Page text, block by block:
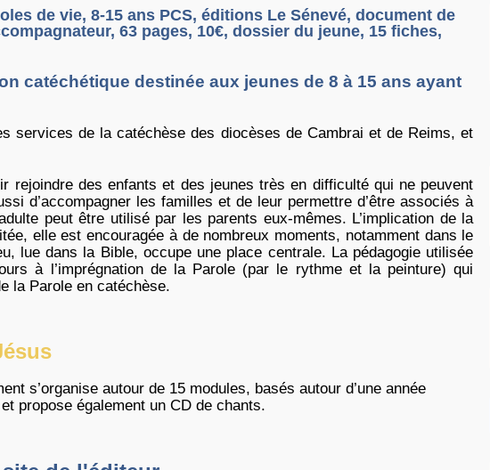
de vie, 8-15 ans PCS, éditions Le Sénevé, document de
63 pages, 10€, dossier du jeune, 15 fiches,
catéchétique destinée aux jeunes de 8 à 15 ans ayant
services de la catéchèse des diocèses de Cambrai et de Reims, et
rejoindre des enfants et des jeunes très en difficulté qui ne peuvent
d’accompagner les familles et de leur permettre d’être associés à
peut être utilisé par les parents eux-mêmes. L’implication de la
elle est encouragée à de nombreux moments, notamment dans le
lue dans la Bible, occupe une place centrale. La pédagogie utilisée
à l’imprégnation de la Parole (par le rythme et la peinture) qui
la Parole en catéchèse.
s’organise autour de 15 modules, basés autour d’une année
propose également un CD de chants.